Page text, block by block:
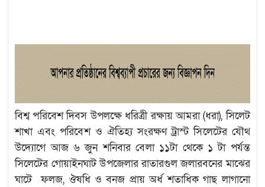
বিশ্ব পরিবেশ দিবস উপলক্ষে ধরিত্রী রক্ষায় আমরা (ধরা), সিলেট
শাখা এবং পরিবেশ ও ঐতিহ্য সংরক্ষণ ট্রাস্ট সিলেটের যৌথ
উদ্যোগে আজ ৬ জুন শনিবার বেলা ১১টা থেকে ১ টা পর্যন্ত
সিলেটের গোয়াইনঘাট উপজেলার রাতারগুল জলারবনের মাঝের
ঘাটে ফলজ, ঔষধি ও বনজ প্রায় অর্ধ শতাধিক গাছ লাগানো